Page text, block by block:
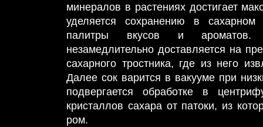
минералов в растениях достигает
уделяется сохранению в сахарном
палитры вкусов и ароматов.
незамедлительно доставляется на
сахарного тростника, где из него
Далее сок варится в вакууме при
подвергается обработке в
кристаллов сахара от патоки, из
ром.